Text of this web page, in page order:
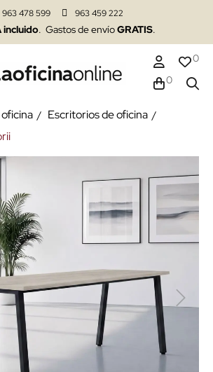
963 478 599 963 459 222
incluido. Gastos de envíoGRATIS.
0
0
Escritorios de oficina